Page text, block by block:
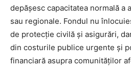
depășesc capacitatea normală a
sau regionale. Fondul nu
de protecție civilă și asigurări,
din costurile publice urgente și
financiară asupra comunităților